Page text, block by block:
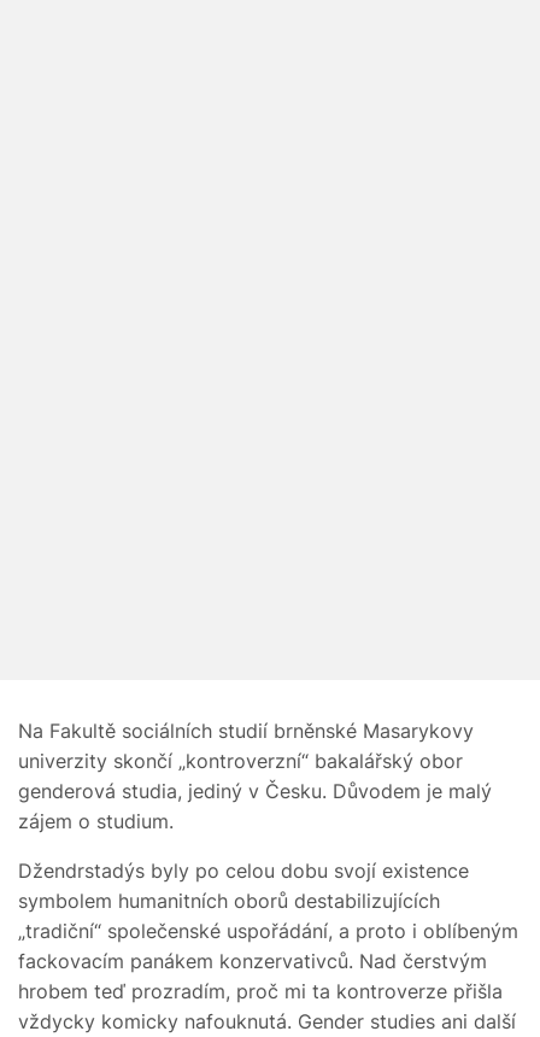
Na Fakultě sociálních studií brněnské Masarykovy
univerzity skončí „kontroverzní“ bakalářský obor
genderová studia, jediný v Česku. Důvodem je malý
zájem o studium.
Džendrstadýs byly po celou dobu svojí existence
symbolem humanitních oborů destabilizujících
„tradiční“ společenské uspořádání, a proto i oblíbeným
fackovacím panákem konzervativců. Nad čerstvým
hrobem teď prozradím, proč mi ta kontroverze přišla
vždycky komicky nafouknutá. Gender studies ani další